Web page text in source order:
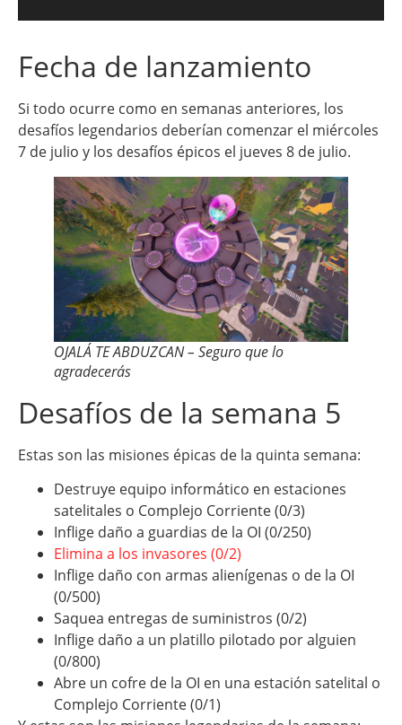
Fecha de lanzamiento
Si todo ocurre como en semanas anteriores, los
desafíos legendarios deberían comenzar el miércoles
7 de julio y los desafíos épicos el jueves 8 de julio.
OJALÁ TE ABDUZCAN – Seguro que lo
agradecerás
Desafíos de la semana 5
Estas son las misiones épicas de la quinta semana:
Destruye equipo informático en estaciones
satelitales o Complejo Corriente (0/3)
Inflige daño a guardias de la OI (0/250)
Elimina a los invasores (0/2)
Inflige daño con armas alienígenas o de la OI
(0/500)
Saquea entregas de suministros (0/2)
Inflige daño a un platillo pilotado por alguien
(0/800)
Abre un cofre de la OI en una estación satelital o
Complejo Corriente (0/1)